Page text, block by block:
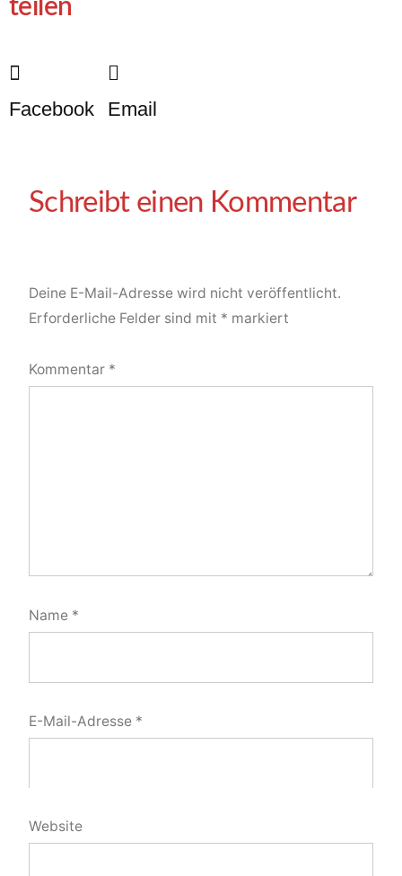
teilen
Facebook Email
Deine E-Mail-Adresse wird nicht veröffentlicht.
Erforderliche Felder sind mit * markiert
Kommentar *
Name *
E-Mail-Adresse *
Website